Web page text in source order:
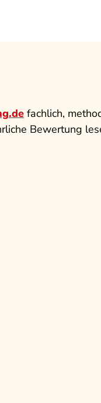
fachlich,
Bewertung